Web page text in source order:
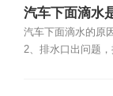
汽车下面滴水
汽车下面滴水的原
2、排水口出问题